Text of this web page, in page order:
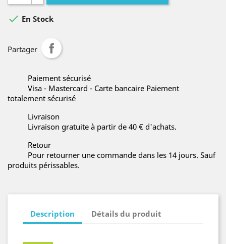
 En Stock
Partager
Paiement sécurisé
Visa - Mastercard - Carte bancaire Paiement
totalement sécurisé
Livraison
Livraison gratuite à partir de 40 € d'achats.
Retour
Pour retourner une commande dans les 14 jours. Sauf
produits périssables.
Description Détails du produit